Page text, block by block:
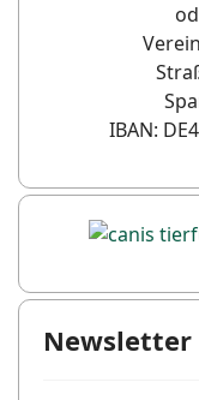
IBAN:
Newsletter